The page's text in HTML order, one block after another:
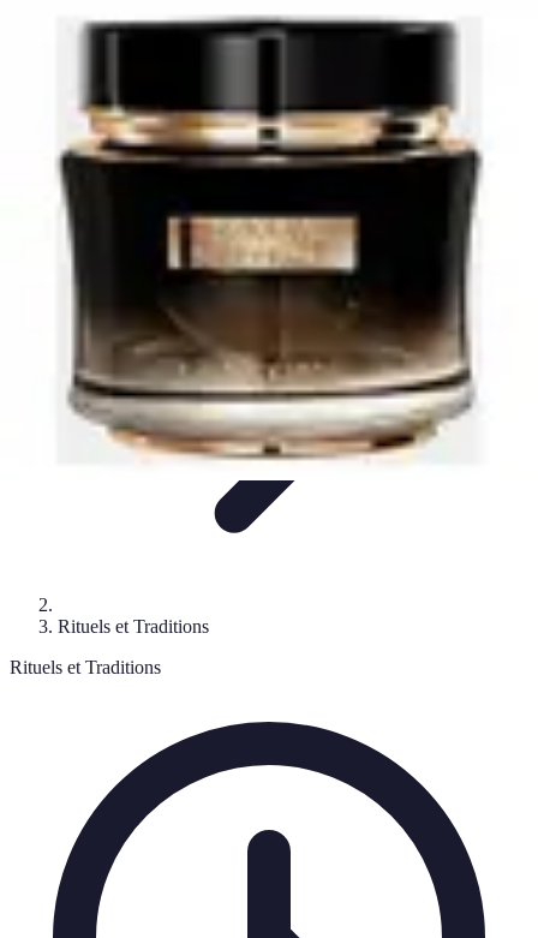
Mariage et Union
Rituels et Traditions
Célébrations
Mariage et Union
Rituels et Traditions
Rituels et Traditions